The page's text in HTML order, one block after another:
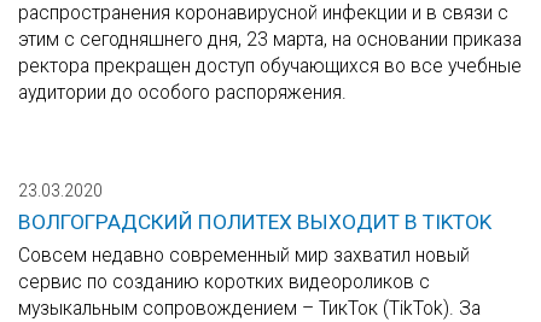
распространения коронавирусной инфекции и в связи с
этим с сегодняшнего дня, 23 марта, на основании приказа
ректора прекращен доступ обучающихся во все учебные
аудитории до особого распоряжения.
23.03.2020
ВОЛГОГРАДСКИЙ ПОЛИТЕХ ВЫХОДИТ В TIKTOK
Совсем недавно современный мир захватил новый
сервис по созданию коротких видеороликов с
музыкальным сопровождением – ТикТок (TikTok). За